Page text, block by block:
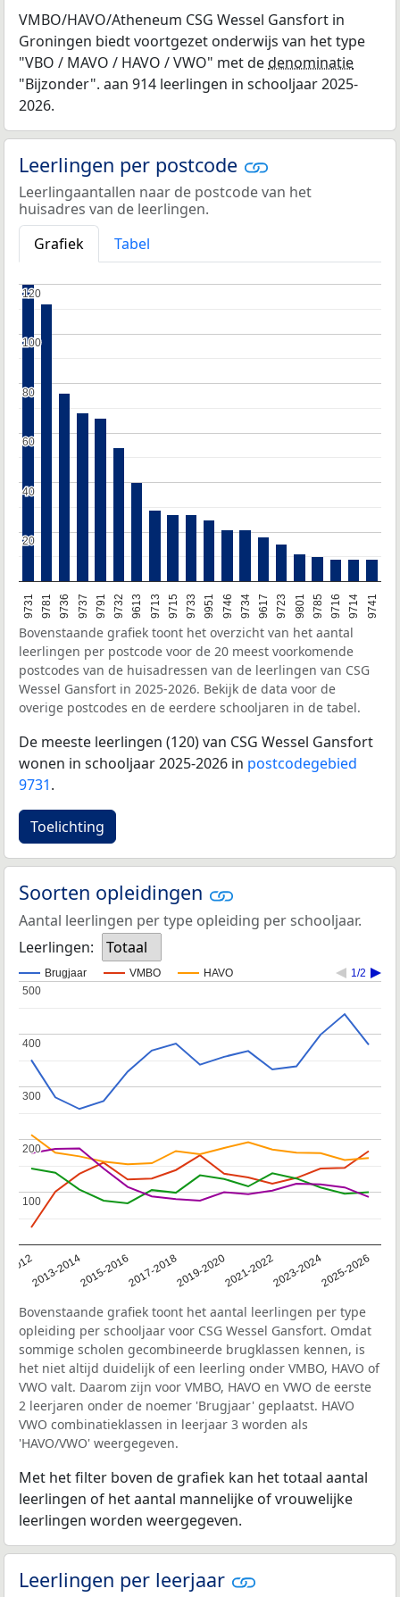
VMBO/HAVO/Atheneum CSG Wessel Gansfort in
Groningen biedt voortgezet onderwijs van het type
"VBO / MAVO / HAVO / VWO" met dedenominatie
"Bijzonder". aan 914 leerlingen in schooljaar 2025-
2026.
Leerlingen per postcode
Leerlingaantallen naar de postcode van het
huisadres van de leerlingen.
Grafiek
Tabel
9731 9781 9736 9737 9791 9732 9613 9713 9715 9733 9951 9746 9734 9617 9723 9801 9785 9716 9714 9741
20
20
40
40
60
60
80
80
100
100
120
120
Bovenstaande grafiek toont het overzicht van het aantal
leerlingen per postcode voor de 20 meest voorkomende
postcodes van de huisadressen van de leerlingen van CSG
Wessel Gansfort in 2025-2026. Bekijk de data voor de
overige postcodes en de eerdere schooljaren in de tabel.
De meeste leerlingen (120) van CSG Wessel Gansfort
wonen in schooljaar 2025-2026 in postcodegebied
9731.
Toelichting
Soorten opleidingen
Aantal leerlingen per type opleiding per schooljaar.
Leerlingen:
Totaal
Brugjaar VMBO HAVO 1/2
20122013-20142015-20162017-20182019-20202021-20222023-20242025-2026
100
100
200
200
300
300
400
400
500
500
Bovenstaande grafiek toont het aantal leerlingen per type
opleiding per schooljaar voor CSG Wessel Gansfort. Omdat
sommige scholen gecombineerde brugklassen kennen, is
het niet altijd duidelijk of een leerling onder VMBO, HAVO of
VWO valt. Daarom zijn voor VMBO, HAVO en VWO de eerste
2 leerjaren onder de noemer 'Brugjaar' geplaatst. HAVO
VWO combinatieklassen in leerjaar 3 worden als
'HAVO/VWO' weergegeven.
Met het filter boven de grafiek kan het totaal aantal
leerlingen of het aantal mannelijke of vrouwelijke
leerlingen worden weergegeven.
Leerlingen per leerjaar